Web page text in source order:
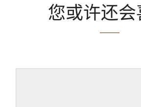
您或许还会